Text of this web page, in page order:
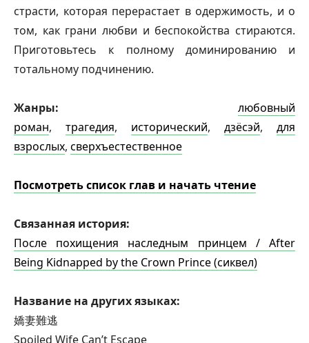
страсти, которая перерастает в одержимость, и о
том, как грани любви и беспокойства стираются.
Приготовьтесь к полному доминированию и
тотальному подчинению.
Жанры: любовный
роман, трагедия, исторический, дзёсэй, для
взрослых, сверхъестественное
Посмотреть список глав и начать чтение
Связанная история:
После похищения наследным принцем / After
Being Kidnapped by the Crown Prince (сиквел)
Название на других языках:
嬌妻難逃
Spoiled Wife Can’t Escape